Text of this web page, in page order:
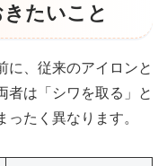
たいこと
に、従来のアイロンと
者は「シワを取る」と
たく異なります。